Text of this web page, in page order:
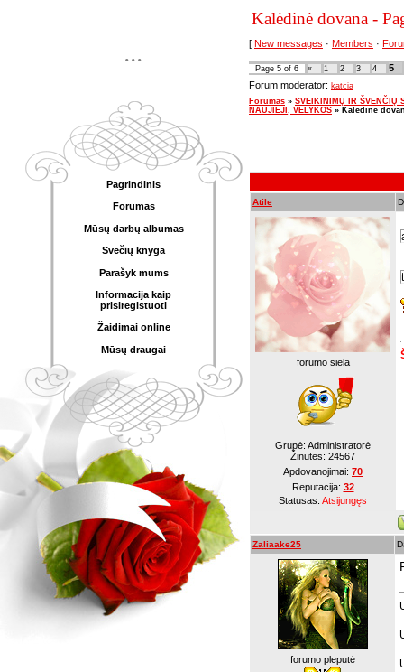
...
Pagrindinis
Forumas
Mūsų darbų albumas
Svečių knyga
Parašyk mums
Informacija kaip
prisiregistuoti
Žaidimai online
Mūsų draugai
Kalėdinė dovana -
[ New messages · Members ·
Page 5 of 6 « 1 2 3 4
5
Forum moderator: katcia
Forumas » SVEIKINIMŲ IR
NAUJIEJI, VELYKOS » Kalėdinė
Atile
forumo siela
Grupė: Administratorė
Žinutės: 24567
Apdovanojimai: 70
Reputacija: 32
Statusas: Atsijungęs
Zaliaake25
forumo pleputė